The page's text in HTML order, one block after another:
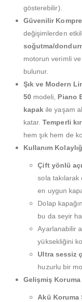
gösterebilir).
Güvenilir
değişimlerden
soğutma/
motorun verimli ve
bulunur.
Şık ve Modern
50modeli, Piano
kapak ile yaşam
katar.Temperli
hem şık hem de
Kullanım
Çift yönlü
sola
en uygun
Dolap
bu da seyir
Ayarlanabilir
yüksekliğini
Ultra sessiz
huzurlu bir
Gelişmiş
Akü Koruma